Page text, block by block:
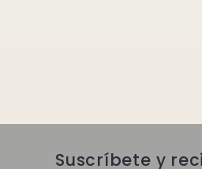
Suscríbete y